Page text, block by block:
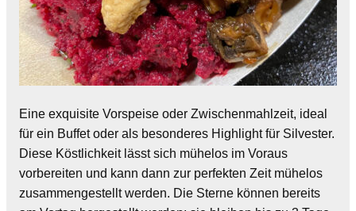
Eine exquisite Vorspeise oder Zwischenmahlzeit, ideal
für ein Buffet oder als besonderes Highlight für Silvester.
Diese Köstlichkeit lässt sich mühelos im Voraus
vorbereiten und kann dann zur perfekten Zeit mühelos
zusammengestellt werden. Die Sterne können bereits